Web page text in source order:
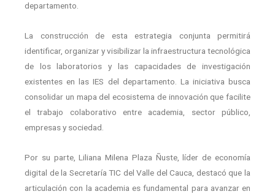
departamento.
La construcción de esta estrategia conjunta permitirá
identificar, organizar y visibilizar la infraestructura tecnológica
de los laboratorios y las capacidades de investigación
existentes en las IES del departamento. La iniciativa busca
consolidar un mapa del ecosistema de innovación que facilite
el trabajo colaborativo entre academia, sector público,
empresas y sociedad.
Por su parte, Liliana Milena Plaza Ñuste, líder de economía
digital de la Secretaría TIC del Valle del Cauca, destacó que la
articulación con la academia es fundamental para avanzar en